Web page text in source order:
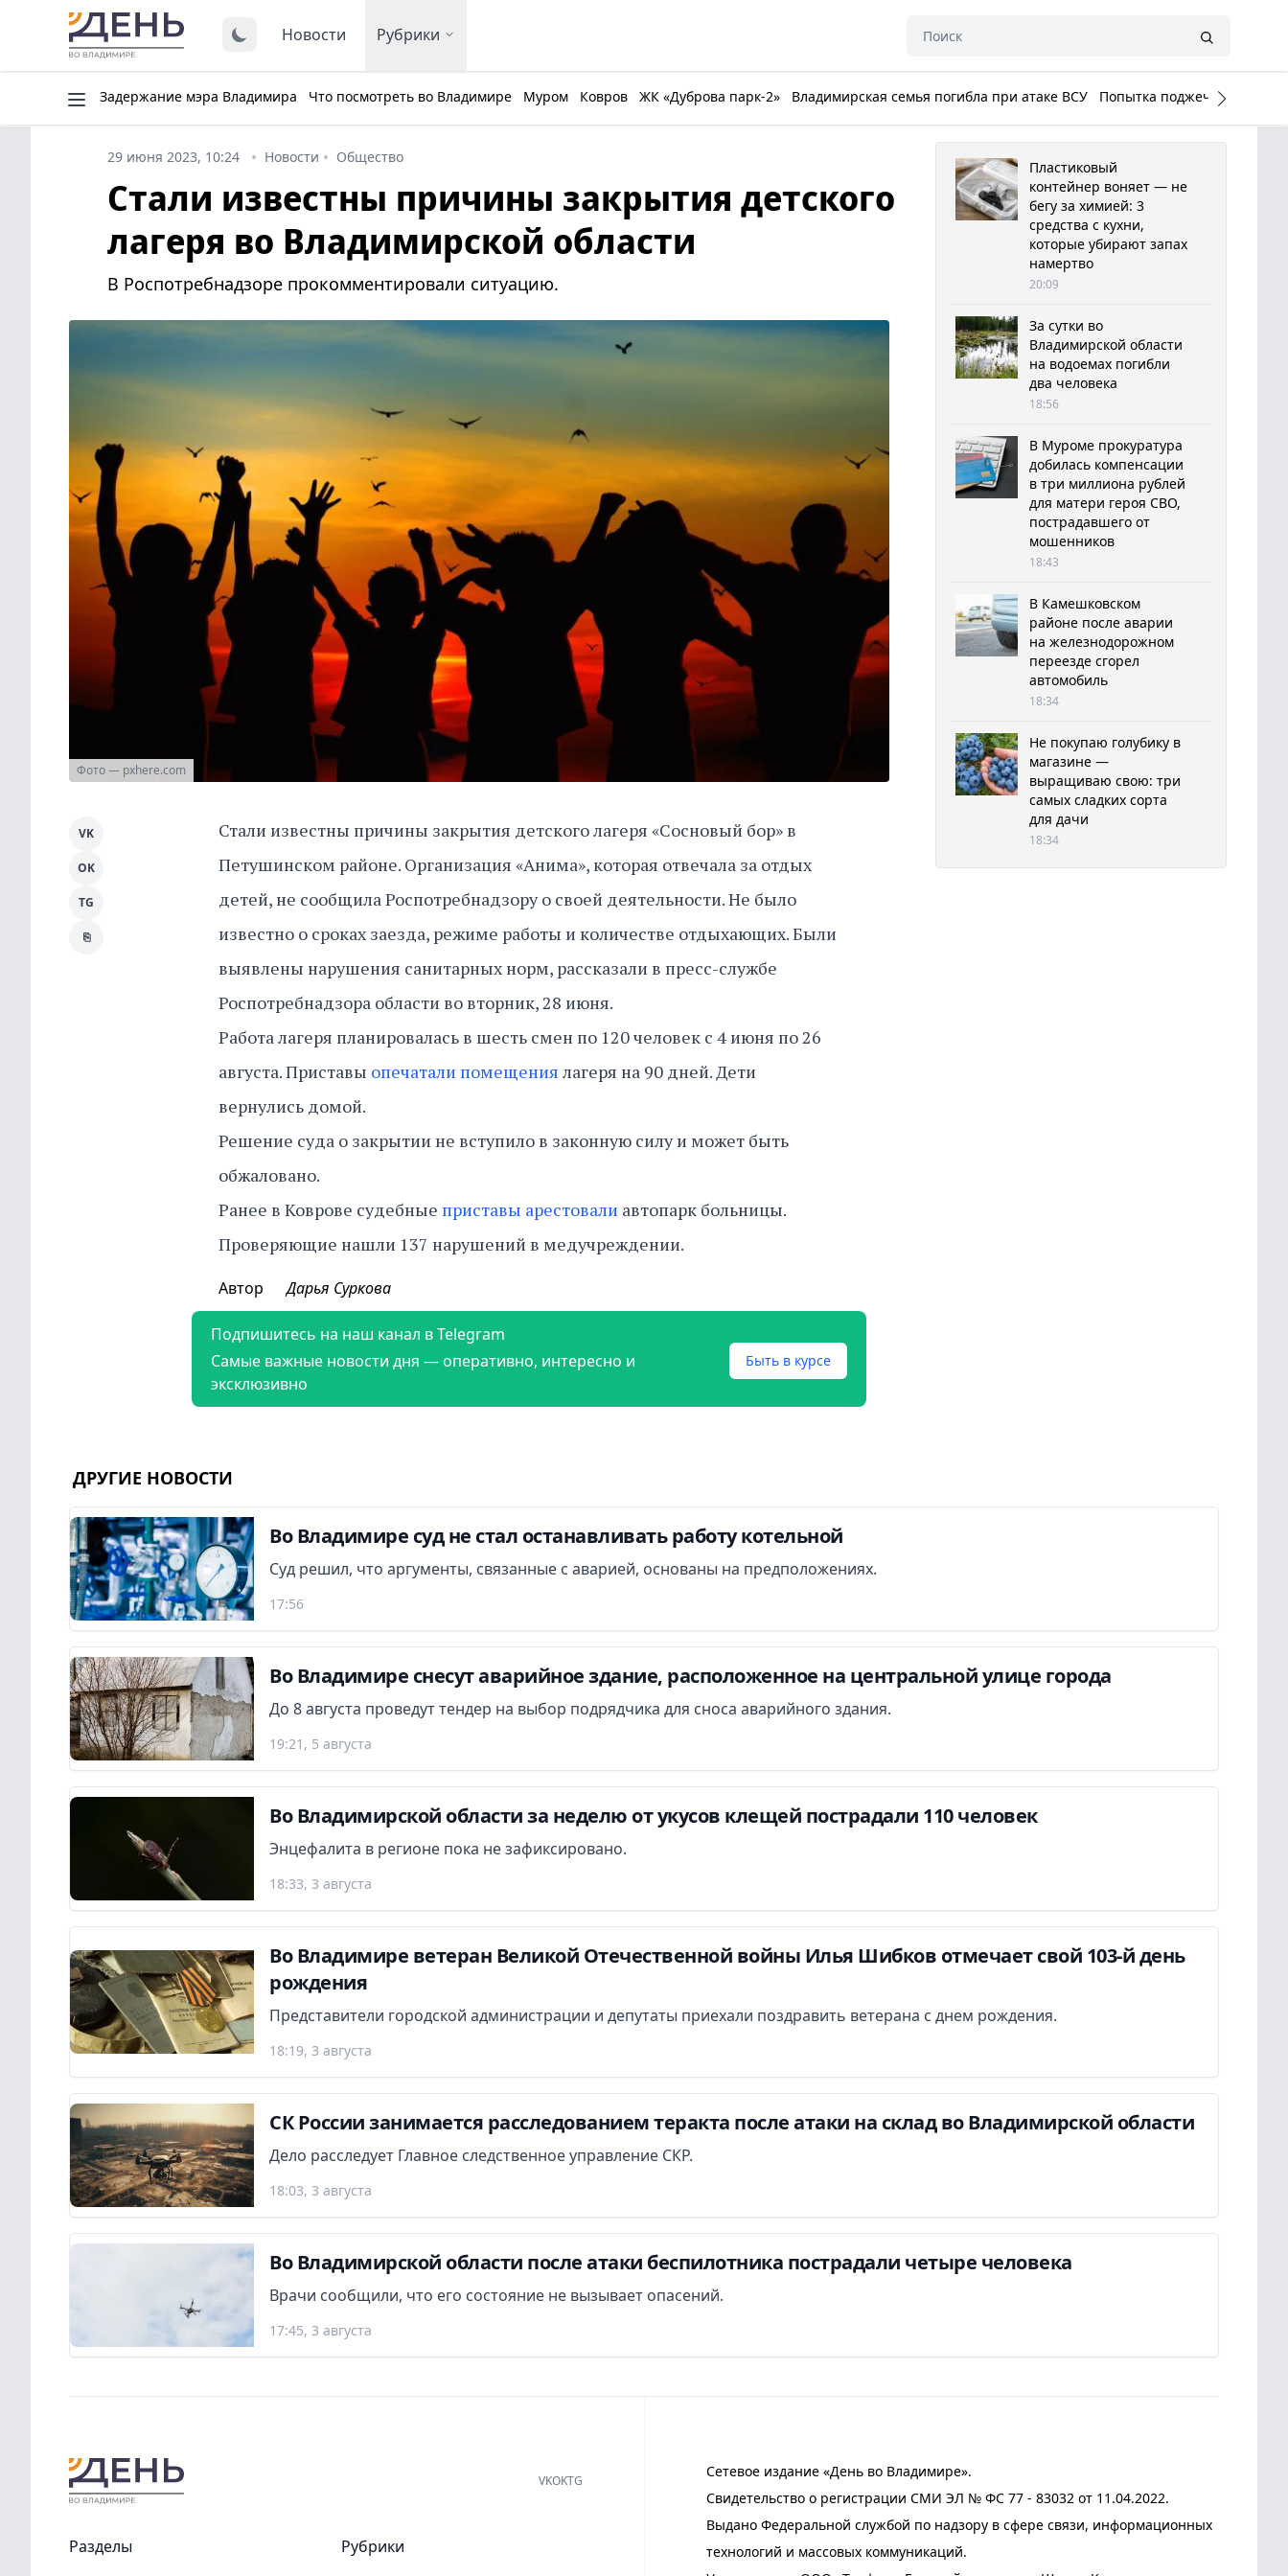
Новости Рубрики
Задержание мэра Владимира Что посмотреть во Владимире Муром Ковров ЖК «Дуброва парк-2» Владимирская семья погибла при атаке ВСУ Попытка поджечь Белый
29 июня 2023, 10:24 Новости Общество
Стали известны причины закрытия детского
лагеря во Владимирской области
В Роспотребнадзоре прокомментировали ситуацию.
Фото — pxhere.com
Стали известны причины закрытия детского лагеря «Сосновый бор» в
Петушинском районе. Организация «Анима», которая отвечала за отдых
детей, не сообщила Роспотребнадзору о своей деятельности. Не было
известно о сроках заезда, режиме работы и количестве отдыхающих. Были
выявлены нарушения санитарных норм, рассказали в пресс-службе
Роспотребнадзора области во вторник, 28 июня.
Работа лагеря планировалась в шесть смен по 120 человек с 4 июня по 26
августа. Приставы опечатали помещения лагеря на 90 дней. Дети
вернулись домой.
Решение суда о закрытии не вступило в законную силу и может быть
обжаловано.
Ранее в Коврове судебные приставы арестовали автопарк больницы.
Проверяющие нашли 137 нарушений в медучреждении.
VK
OK
TG
⎘
Автор Дарья Суркова
Подпишитесь на наш канал в Telegram
Самые важные новости дня — оперативно, интересно и
эксклюзивно
Быть в курсе
Пластиковый
контейнер воняет — не
бегу за химией: 3
средства с кухни,
которые убирают запах
намертво
20:09
За сутки во
Владимирской области
на водоемах погибли
два человека
18:56
В Муроме прокуратура
добилась компенсации
в три миллиона рублей
для матери героя СВО,
пострадавшего от
мошенников
18:43
В Камешковском
районе после аварии
на железнодорожном
переезде сгорел
автомобиль
18:34
Не покупаю голубику в
магазине —
выращиваю свою: три
самых сладких сорта
для дачи
18:34
ДРУГИЕ НОВОСТИ
Во Владимире суд не стал останавливать работу котельной
Суд решил, что аргументы, связанные с аварией, основаны на предположениях.
17:56
Во Владимире снесут аварийное здание, расположенное на центральной улице города
До 8 августа проведут тендер на выбор подрядчика для сноса аварийного здания.
19:21, 5 августа
Во Владимирской области за неделю от укусов клещей пострадали 110 человек
Энцефалита в регионе пока не зафиксировано.
18:33, 3 августа
Во Владимире ветеран Великой Отечественной войны Илья Шибков отмечает свой 103-й день
рождения
Представители городской администрации и депутаты приехали поздравить ветерана с днем рождения.
18:19, 3 августа
СК России занимается расследованием теракта после атаки на склад во Владимирской области
Дело расследует Главное следственное управление СКР.
18:03, 3 августа
Во Владимирской области после атаки беспилотника пострадали четыре человека
Врачи сообщили, что его состояние не вызывает опасений.
17:45, 3 августа
Сетевое издание «День во Владимире».
Свидетельство о регистрации СМИ ЭЛ № ФС 77 - 83032 от 11.04.2022.
Выдано Федеральной службой по надзору в сфере связи, информационных
технологий и массовых коммуникаций.
VKOKTG
Разделы Рубрики